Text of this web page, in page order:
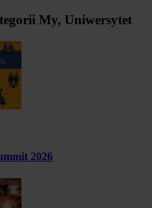
My, Uniwersytet
2026